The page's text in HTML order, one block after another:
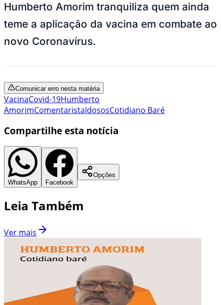
Humberto Amorim tranquiliza quem ainda
teme a aplicação da vacina em combate ao
novo Coronavírus.
Comunicar erro nesta matéria
VacinaCovid-19Humberto
AmorimComentaristaIdososCotidiano Baré
Compartilhe esta notícia
WhatsApp Facebook
Opções
Leia Também
Ver mais